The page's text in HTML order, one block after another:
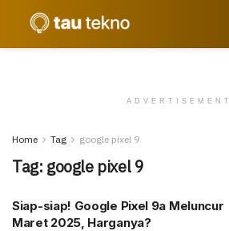
ADVERTISEMENT
Home Tag google pixel 9
Tag: google pixel 9
Siap-siap! Google Pixel 9a Meluncur
Maret 2025, Harganya?